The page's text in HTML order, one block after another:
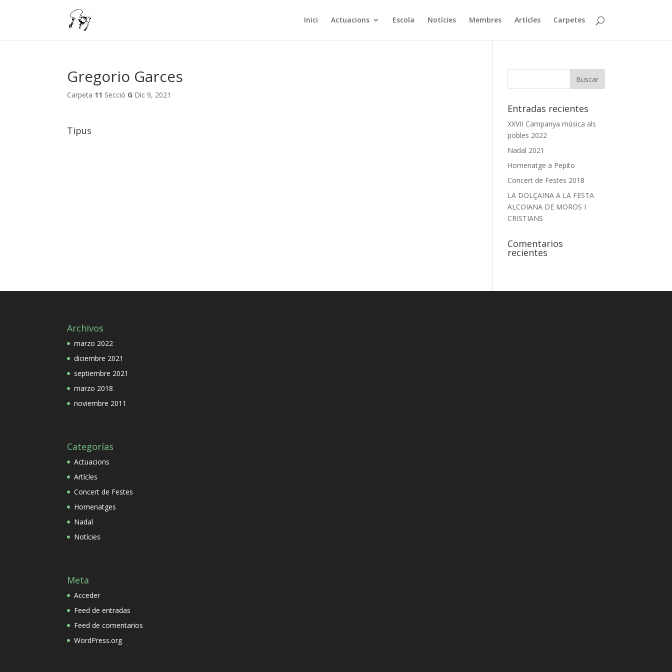
Inici Actuacions Escola Notícies Membres Artícles Carpetes
Gregorio Garces
Carpeta 11 Secció G Dic 9, 2021
Tipus
Entradas recientes
XXVII Campanya música als
pobles 2022
Nadal 2021
Homenatge a Pepito
Concert de Festes 2018
LA DOLÇAINA A LA FESTA
ALCOIANA DE MOROS I
CRISTIANS
Comentarios
recientes
Archivos
marzo 2022
diciembre 2021
septiembre 2021
marzo 2018
noviembre 2011
Categorías
Actuacions
Artícles
Concert de Festes
Homenatges
Nadal
Notícies
Meta
Acceder
Feed de entradas
Feed de comentarios
WordPress.org